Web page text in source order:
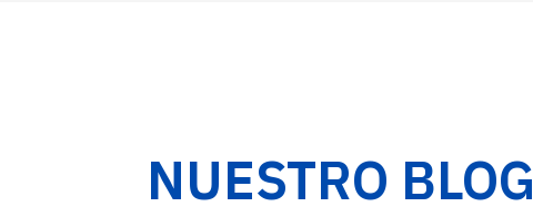
NUESTRO BLOG